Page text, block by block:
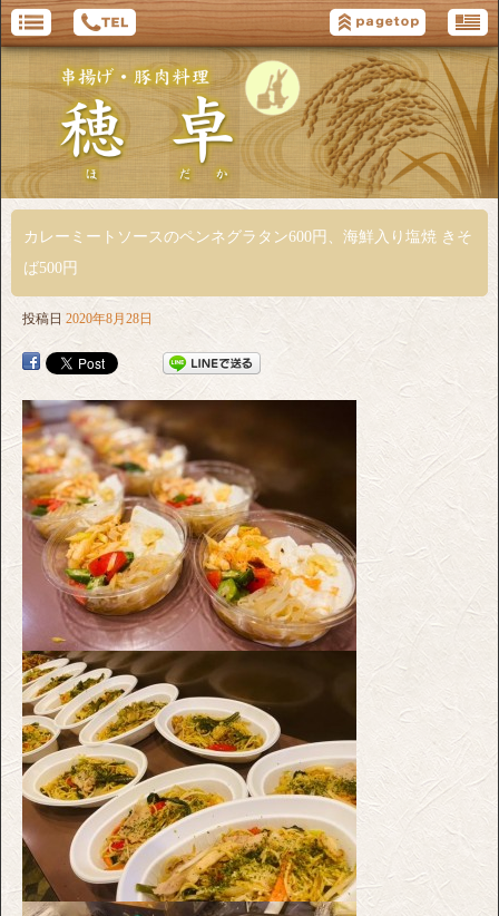
カレーミートソースのペンネグラタン600円、海鮮入り塩焼 きそ
ば500円
投稿日 2020年8月28日